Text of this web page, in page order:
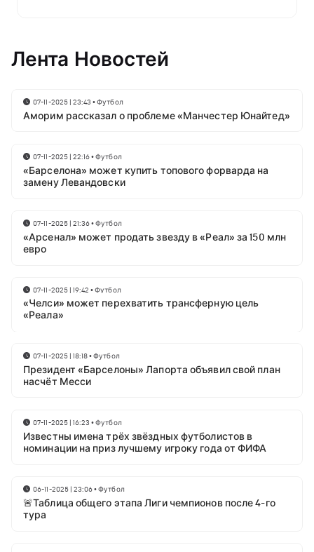
Лента Новостей
07-11-2025 | 23:43 •Футбол
Аморим рассказал о проблеме «Манчестер Юнайтед»
07-11-2025 | 22:16•Футбол
«Барселона» может купить топового форварда на
замену Левандовски
07-11-2025 | 21:36•Футбол
«Арсенал» может продать звезду в «Реал» за 150 млн
евро
07-11-2025 | 19:42 •Футбол
«Челси» может перехватить трансферную цель
«Реала»
07-11-2025 | 18:18•Футбол
Президент «Барселоны» Лапорта объявил свой план
насчёт Месси
07-11-2025 | 16:23 •Футбол
Известны имена трёх звёздных футболистов в
номинации на приз лучшему игроку года от ФИФА
06-11-2025 | 23:06•Футбол
🚨Таблица общего этапа Лиги чемпионов после 4-го
тура